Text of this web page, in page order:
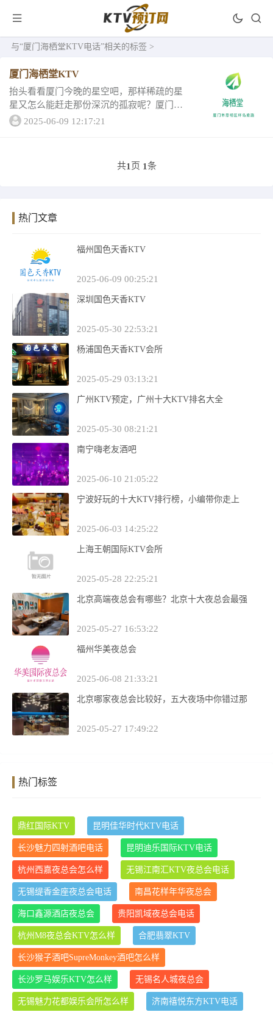
与“厦门海栖堂KTV电话”相关的标签 >
厦门海栖堂KTV
抬头看看厦门今晚的星空吧，那样稀疏的星
星又怎么能赶走那份深沉的孤寂呢？厦门最
权威靠谱的KTV游玩攻略，参考这份海栖堂K
2025-06-09 12:17:21
共1 页 1条
热门文章
福州国色天香KTV
2025-06-09 00:25:21
深圳国色天香KTV
2025-05-30 22:53:21
杨浦国色天香KTV会所
2025-05-29 03:13:21
广州KTV预定，广州十大KTV排名大全
2025-05-30 08:21:21
南宁嗨老友酒吧
2025-06-10 21:05:22
宁波好玩的十大KTV排行榜，小编带你走上
2025-06-03 14:25:22
上海王朝国际KTV会所
2025-05-28 22:25:21
北京高端夜总会有哪些？北京十大夜总会最强
2025-05-27 16:53:22
福州华美夜总会
2025-06-08 21:33:21
北京哪家夜总会比较好，五大夜场中你错过那
2025-05-27 17:49:22
热门标签
鼎红国际KTV 昆明佳华时代KTV电话
长沙魅力四射酒吧电话 昆明迪乐国际KTV电话
杭州西嘉夜总会怎么样 无锡江南汇KTV夜总会电话
无锡缇香金座夜总会电话 南昌花样年华夜总会
海口鑫源酒店夜总会 贵阳凯域夜总会电话
杭州M8夜总会KTV怎么样 合肥翡翠KTV
长沙猴子酒吧SupreMonkey酒吧怎么样
长沙罗马娱乐KTV怎么样 无锡名人城夜总会
无锡魅力花都娱乐会所怎么样 济南禧悦东方KTV电话